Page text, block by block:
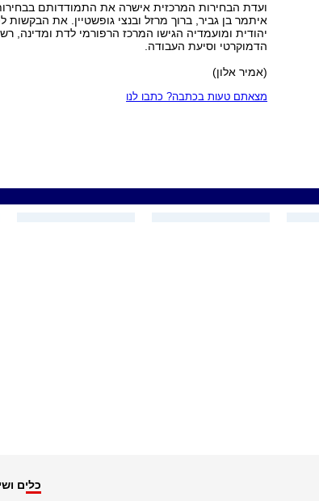
ועדת הבחירות המרכזית אישרה את התמודדותם
איתמר בן גביר, ברוך מרזל ובנצי גופשטיין. את
יהודית ומועמדיה הגישו המרכז הרפורמי לדת ומדינה,
הדמוקרטי וסיעת העבודה.
(אמיר אלון)
מצאתם טעות בכתבה? כתבו לנו
כלים